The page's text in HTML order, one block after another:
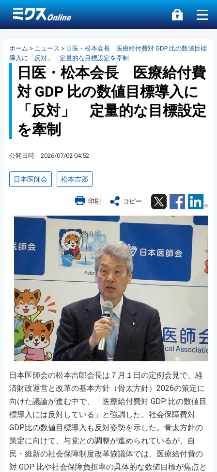
ホーム > ニュース > 日医・松本会長 医療給付費対 GDP 比の数値目標
導入に「反対」 定量的な目標設定を牽制
日医・松本会長 医療給付費
対 GDP 比の数値目標導入に
「反対」 定量的な目標設定
を牽制
公開日時 2026/07/02 04:52
日本医師会 松本吉郎
印刷 コピー Twitter Facebook
日本医師会の松本吉郎会長は７月１日の定例会見で、経
済財政運営と改革の基本方針（骨太方針）2026の策定に
向けた議論が進む中で、「医療給付費対 GDP 比の数値目
標導入には反対している」と強調した。社会保障費対
GDP比の数値目標導入も反対姿勢を示した。骨太方針の
策定に向けて、与党との調整が進められているが、自
民・維新の社会保障制度改革協議体では、医療給付費の
対 GDP 比や社会保障負担率の具体的な数値目標が焦点と